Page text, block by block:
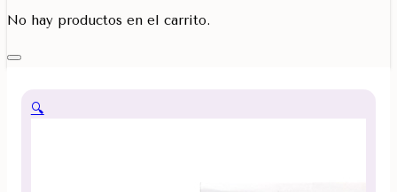
No hay productos en el carrito.
🔍